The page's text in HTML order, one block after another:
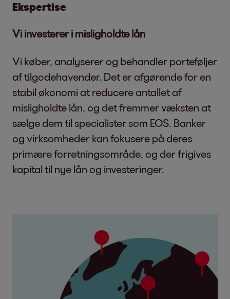
Ekspertise
Vi investerer i misligholdte lån
Vi køber, analyserer og behandler porteføljer
af tilgodehavender. Det er afgørende for en
stabil økonomi at reducere antallet af
misligholdte lån, og det fremmer væksten at
sælge dem til specialister som EOS. Banker
og virksomheder kan fokusere på deres
primære forretningsområde, og der frigives
kapital til nye lån og investeringer.